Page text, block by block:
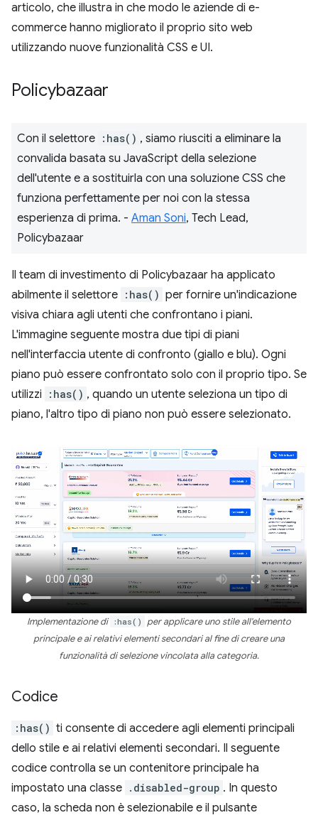
articolo, che illustra in che modo le aziende di e-
commerce hanno migliorato il proprio sito web
utilizzando nuove funzionalità CSS e UI.
Policybazaar
Con il selettore :has() , siamo riusciti a eliminare la
convalida basata su JavaScript della selezione
dell'utente e a sostituirla con una soluzione CSS che
funziona perfettamente per noi con la stessa
esperienza di prima. - Aman Soni, Tech Lead,
Policybazaar
Il team di investimento di Policybazaar ha applicato
abilmente il selettore :has() per fornire un'indicazione
visiva chiara agli utenti che confrontano i piani.
L'immagine seguente mostra due tipi di piani
nell'interfaccia utente di confronto (giallo e blu). Ogni
piano può essere confrontato solo con il proprio tipo. Se
utilizzi
:has() , quando un utente seleziona un tipo di
piano, l'altro tipo di piano non può essere selezionato.
Implementazione di :has() per applicare uno stile all'elemento
principale e ai relativi elementi secondari al fine di creare una
funzionalità di selezione vincolata alla categoria.
Codice
:has() ti consente di accedere agli elementi principali
dello stile e ai relativi elementi secondari. Il seguente
codice controlla se un contenitore principale ha
impostato una classe .disabled-group . In questo
caso, la scheda non è selezionabile e il pulsante